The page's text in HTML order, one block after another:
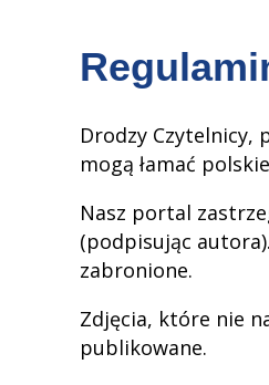
Drodzy Czytelnicy,
mogą łamać
Nasz portal
(podpisując
zabronione.
Zdjęcia, które nie
publikowane.